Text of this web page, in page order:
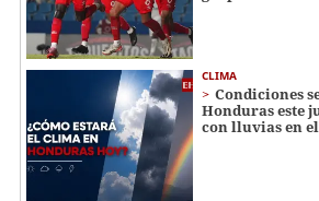
CLIMA
Condiciones
Honduras este
con lluvias en